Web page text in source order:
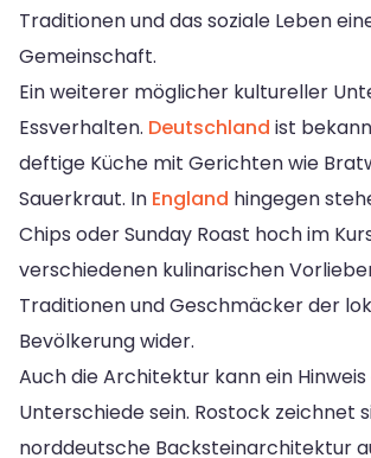
Traditionen und das soziale Leben
Gemeinschaft.
Ein weiterer möglicher kultureller
Essverhalten. Deutschland ist
deftige Küche mit Gerichten wie
Sauerkraut. In England hingegen
Chips oder Sunday Roast hoch im
verschiedenen kulinarischen
Traditionen und Geschmäcker der
Bevölkerung wider.
Auch die Architektur kann ein
Unterschiede sein. Rostock zeichnet
norddeutsche Backsteinarchitektur